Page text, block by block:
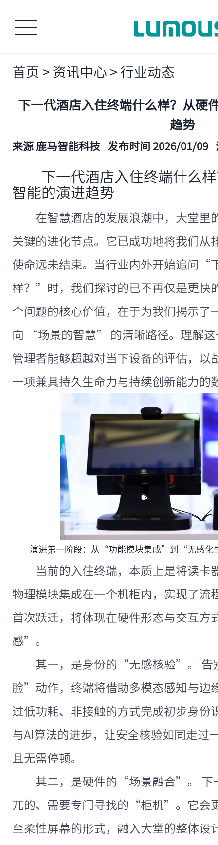
首页 > 资讯中心 > 行业动态
下一代酒店入住终端什么样？从硬
趋势
来源 鹿马智能科技 发布时间 2026/01/09
下一代酒店入住终端什么
智能的演进趋势
在智慧酒店的发展浪潮中，大堂里
关键的进化节点。它已成功地将我们从
使命远未结束。当行业内外开始追问“
样？”时，我们探讨的已不再仅是更快
个问题的核心价值，在于为我们揭示
向 “场景的智慧” 的清晰路径。理解这
管理者能够超越对当下设备的评估，以
一项兼具持久生命力与持续创新能力的
演进第一阶段：从“功能模块集成”到“无感化
当前的入住终端，本质上是将读卡
物理模块集成在一个机柜内，实现了流
首次跃迁，将体现在硬件形态与交互
感”。
其一，是身份的“无感核验”。
脸”动作，终端将借助多模态感知与边
过低功耗、非接触的方式完成初步身份
与AI算法的进步，让安全核验如同走
且无需停顿。
其二，是硬件的“场景融合”。 下
兀的、需要专门寻找的“柜机”。它会
至柔性屏幕的形式，融入大堂的整体设